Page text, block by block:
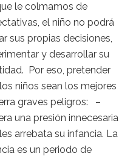
le colmamos de
el niño no podrá
sus propias decisiones,
y desarrollar su
Por eso, pretender
niños sean los mejores
graves peligros: –
una presión innecesaria
arrebata su infancia. La
es un periodo de